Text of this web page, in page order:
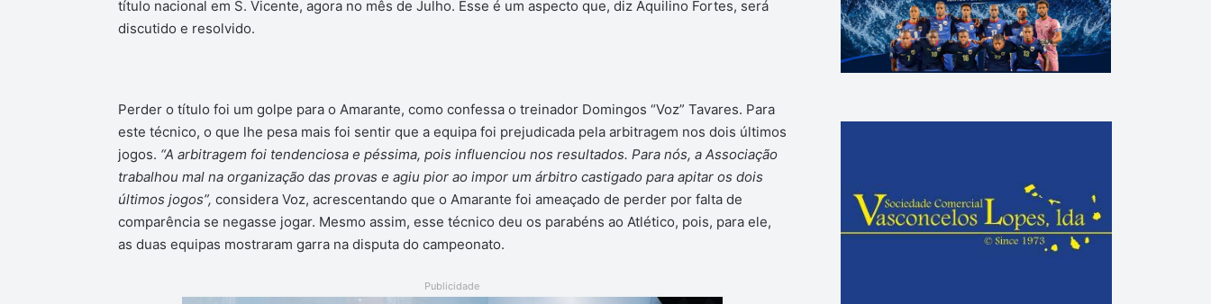
título nacional em S. Vicente, agora no mês de Julho. Esse é um aspecto que, diz Aquilino Fortes, será
discutido e resolvido.
Perder o título foi um golpe para o Amarante, como confessa o treinador Domingos “Voz” Tavares. Para
este técnico, o que lhe pesa mais foi sentir que a equipa foi prejudicada pela arbitragem nos dois últimos
jogos. “A arbitragem foi tendenciosa e péssima, pois influenciou nos resultados. Para nós, a Associação
trabalhou mal na organização das provas e agiu pior ao impor um árbitro castigado para apitar os dois
últimos jogos”, considera Voz, acrescentando que o Amarante foi ameaçado de perder por falta de
comparência se negasse jogar. Mesmo assim, esse técnico deu os parabéns ao Atlético, pois, para ele,
as duas equipas mostraram garra na disputa do campeonato.
Publicidade